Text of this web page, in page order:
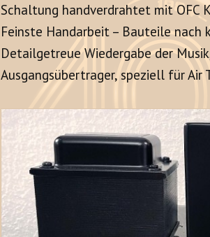
Schaltung handverdrahtet mit OFC
Feinste Handarbeit – Bauteile nach
Detailgetreue Wiedergabe der
Ausgangsübertrager, speziell für